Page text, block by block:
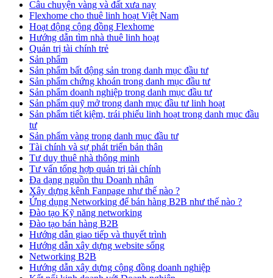
Câu chuyện vàng và đất xưa nay
Flexhome cho thuê linh hoạt Việt Nam
Hoạt động cộng đồng Flexhome
Hướng dẫn tìm nhà thuê linh hoạt
Quản trị tài chính trẻ
Sản phẩm
Sản phẩm bất động sản trong danh mục đầu tư
Sản phẩm chứng khoán trong danh mục đầu tư
Sản phẩm doanh nghiệp trong danh mục đầu tư
Sản phẩm quỹ mở trong danh mục đầu tư linh hoạt
Sản phẩm tiết kiệm, trái phiếu linh hoạt trong danh mục đầu
tư
Sản phẩm vàng trong danh mục đầu tư
Tài chính và sự phát triển bản thân
Tư duy thuê nhà thông minh
Tư vấn tổng hợp quản trị tài chính
Đa dạng nguồn thu Doanh nhân
Xây dựng kênh Fanpage như thế nào ?
Ứng dụng Networking để bán hàng B2B như thế nào ?
Đào tạo Kỹ năng networking
Đào tạo bán hàng B2B
Hướng dẫn giao tiếp và thuyết trình
Hướng dẫn xây dựng website sống
Networking B2B
Hướng dẫn xây dựng cộng đồng doanh nghiệp